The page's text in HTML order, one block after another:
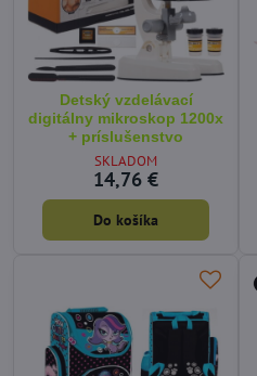
Detský vzdelávací
digitálny mikroskop 1200x
+ príslušenstvo
SKLADOM
14,76 €
Do košíka